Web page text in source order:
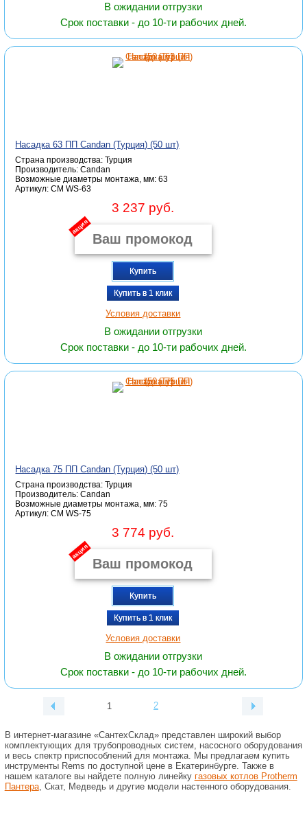
В ожидании отгрузки
Срок поставки - до 10-ти рабочих дней.
Насадка 63 ПП Candan (Турция) (50 шт)
Страна производства: Турция
Производитель: Candan
Возможные диаметры монтажа, мм: 63
Артикул: CM WS-63
3 237 руб.
акция
Купить
Купить в 1 клик
Условия доставки
В ожидании отгрузки
Срок поставки - до 10-ти рабочих дней.
Насадка 75 ПП Candan (Турция) (50 шт)
Страна производства: Турция
Производитель: Candan
Возможные диаметры монтажа, мм: 75
Артикул: CM WS-75
3 774 руб.
акция
Купить
Купить в 1 клик
Условия доставки
В ожидании отгрузки
Срок поставки - до 10-ти рабочих дней.
1 2
В интернет-магазине «СантехСклад» представлен широкий выбор
комплектующих для трубопроводных систем, насосного оборудования
и весь спектр приспособлений для монтажа. Мы предлагаем купить
инструменты Rems по доступной цене в Екатеринбурге. Также в
нашем каталоге вы найдете полную линейку газовых котлов Protherm
Пантера, Скат, Медведь и другие модели настенного оборудования.